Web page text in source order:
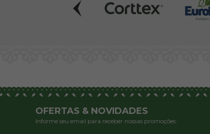
OFERTAS & NOVIDADES
Informe seu email para receber nossas promoções: